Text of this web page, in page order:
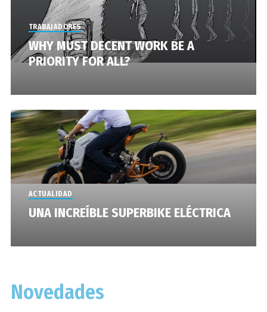
TRABAJADORES
WHY MUST DECENT WORK BE A
PRIORITY FOR ALL?
ACTUALIDAD
UNA INCREÍBLE SUPERBIKE ELÉCTRICA
Novedades